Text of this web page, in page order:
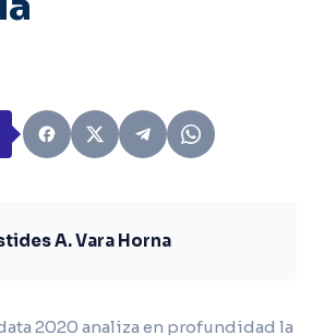
A. Vara Horna
2020 analiza en profundidad la